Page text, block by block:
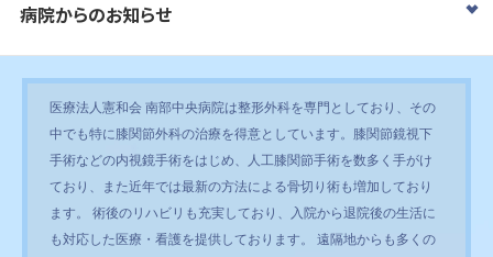
病院からのお知らせ
医療法人憲和会 南部中央病院は整形外科を専門としており、その
中でも特に膝関節外科の治療を得意としています。膝関節鏡視下
手術などの内視鏡手術をはじめ、人工膝関節手術を数多く手がけ
ており、また近年では最新の方法による骨切り術も増加しており
ます。 術後のリハビリも充実しており、入院から退院後の生活に
も対応した医療・看護を提供しております。 遠隔地からも多くの